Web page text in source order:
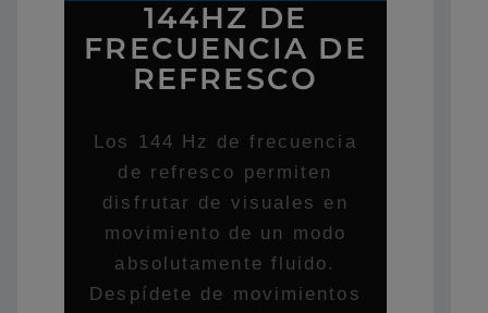
144HZ DE
FRECUENCIA DE
REFRESCO
Los 144 Hz de frecuencia
de refresco permiten
disfrutar de visuales en
movimiento de un modo
absolutamente fluido.
Despídete de movimientos